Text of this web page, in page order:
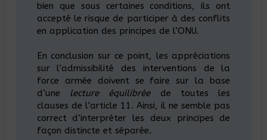
bien que sous certaines conditions, ils ont
accepté le risque de participer à des conflits
en application des principes de l’ONU.
En conclusion sur ce point, les appréciations
sur l’admissibilité des interventions de la
force armée doivent se faire sur la base
d’une lecture équilibréede toutes les
clauses de l’article 11. Ainsi, il ne semble pas
correct d’interpréter les deux principes de
façon distincte et séparée.